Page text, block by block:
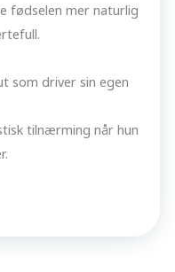
fødselen mer naturlig
som driver sin egen
tilnærming når hun